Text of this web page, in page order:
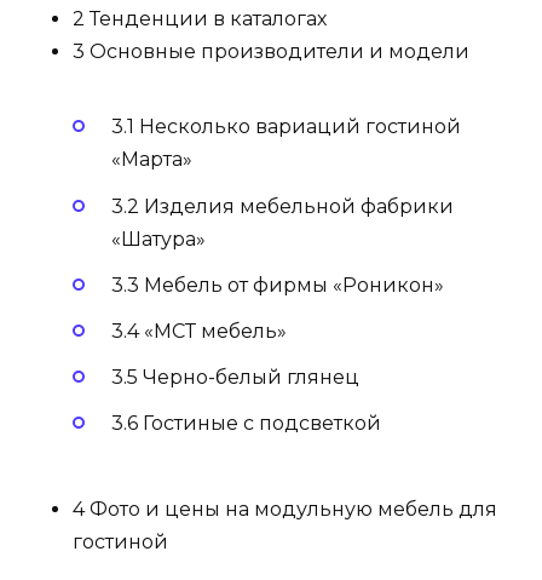
2 Тенденции в каталогах
3 Основные производители и модели
3.1 Несколько вариаций гостиной
«Марта»
3.2 Изделия мебельной фабрики
«Шатура»
3.3 Мебель от фирмы «Роникон»
3.4 «МСТ мебель»
3.5 Черно-белый глянец
3.6 Гостиные с подсветкой
4 Фото и цены на модульную мебель для
гостиной